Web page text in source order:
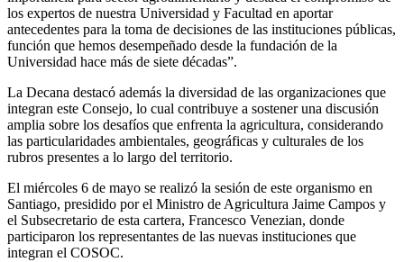
los expertos de nuestra Universidad y Facultad en aportar
antecedentes para la toma de decisiones de las instituciones públicas,
función que hemos desempeñado desde la fundación de la
Universidad hace más de siete décadas”.
La Decana destacó además la diversidad de las organizaciones que
integran este Consejo, lo cual contribuye a sostener una discusión
amplia sobre los desafíos que enfrenta la agricultura, considerando
las particularidades ambientales, geográficas y culturales de los
rubros presentes a lo largo del territorio.
El miércoles 6 de mayo se realizó la sesión de este organismo en
Santiago, presidido por el Ministro de Agricultura Jaime Campos y
el Subsecretario de esta cartera, Francesco Venezian, donde
participaron los representantes de las nuevas instituciones que
integran el COSOC.